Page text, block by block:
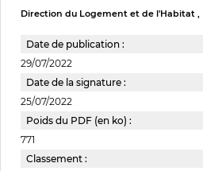
Direction du Logement et de l'Habitat
Date de publication :
29/07/2022
Date de la signature :
25/07/2022
Poids du PDF (en ko) :
771
Classement :